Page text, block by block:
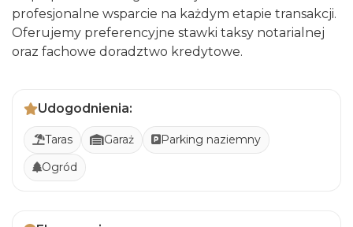
profesjonalne wsparcie na każdym etapie transakcji.
Oferujemy preferencyjne stawki taksy notarialnej
oraz fachowe doradztwo kredytowe.
Udogodnienia:
Taras Garaż
Parking naziemny
Ogród